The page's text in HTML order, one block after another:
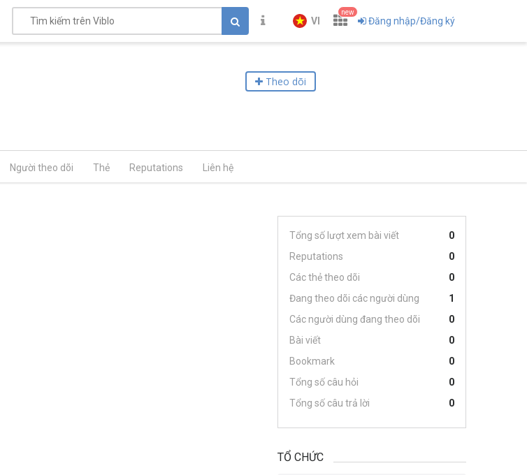
VI
new
Đăng nhập/Đăng ký
Theo dõi
Người theo dõi Thẻ Reputations Liên hệ
Tổng số lượt xem bài viết
0
Reputations
0
Các thẻ theo dõi
0
Đang theo dõi các người dùng
1
Các người dùng đang theo dõi
0
Bài viết
0
Bookmark
0
Tổng số câu hỏi
0
Tổng số câu trả lời
0
TỔ CHỨC